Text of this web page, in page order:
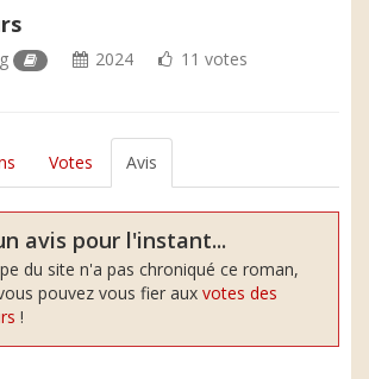
2024 11 votes
Votes Avis
avis pour l'instant...
du site n'a pas chroniqué ce roman,
pouvez vous fier aux votes des
!